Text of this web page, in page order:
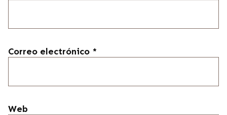
Correo electrónico *
Web